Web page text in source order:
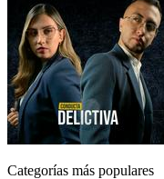
Categorías más populares